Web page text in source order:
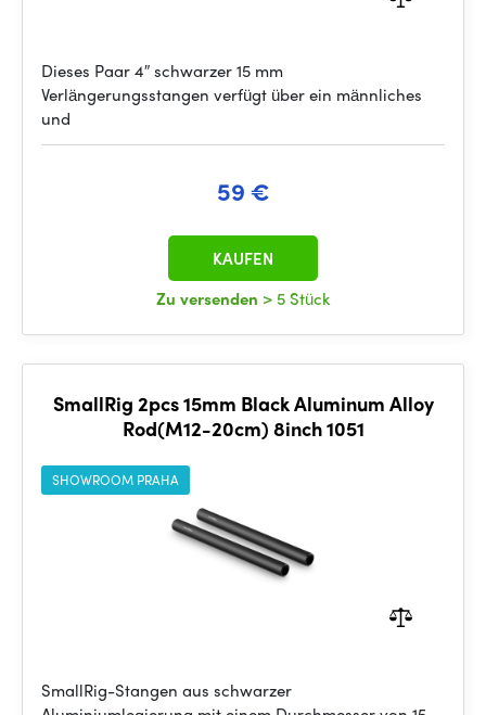
Dieses Paar 4″ schwarzer 15 mm
Verlängerungsstangen verfügt über ein männliches
und
59 €
Zu versenden > 5 Stück
KAUFEN
SmallRig 2pcs 15mm Black Aluminum Alloy
Rod(M12-20cm) 8inch 1051
SHOWROOM PRAHA
SmallRig-Stangen aus schwarzer